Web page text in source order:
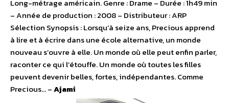
Long-métrage américain. Genre : Drame – Durée : 1h49 min
– Année de production : 2008 – Distributeur : ARP
Sélection Synopsis : Lorsqu’à seize ans, Precious apprend
à lire et à écrire dans une école alternative, un monde
nouveau s’ouvre à elle. Un monde où elle peut enfin parler,
raconter ce qui l’étouffe. Un monde où toutes les filles
peuvent devenir belles, fortes, indépendantes. Comme
Precious… –Ajami